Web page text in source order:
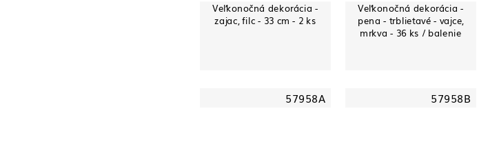
Veľkonočná dekorácia -
zajac, filc - 33 cm - 2 ks
Veľkonočná dekorácia -
pena - trblietavé - vajce,
mrkva - 36 ks / balenie
57958A 57958B